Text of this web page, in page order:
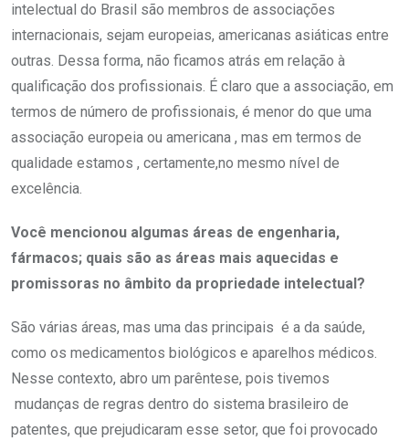
intelectual do Brasil são membros de associações
internacionais, sejam europeias, americanas asiáticas entre
outras. Dessa forma, não ficamos atrás em relação à
qualificação dos profissionais. É claro que a associação, em
termos de número de profissionais, é menor do que uma
associação europeia ou americana , mas em termos de
qualidade estamos , certamente,no mesmo nível de
excelência.
Você mencionou algumas áreas de engenharia,
fármacos; quais são as áreas mais aquecidas e
promissoras no âmbito da propriedade intelectual?
São várias áreas, mas uma das principais é a da saúde,
como os medicamentos biológicos e aparelhos médicos.
Nesse contexto, abro um parêntese, pois tivemos
mudanças de regras dentro do sistema brasileiro de
patentes, que prejudicaram esse setor, que foi provocado